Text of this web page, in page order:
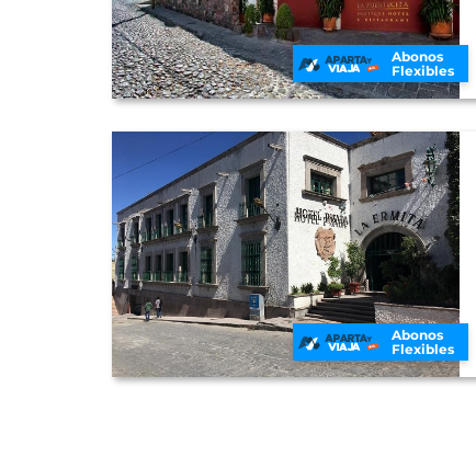
Abonos
Flexibles
Abonos
Flexibles